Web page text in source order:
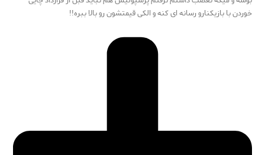
خوردن با بازیکنارو رسانه ای کنه و الکی قیمتشون رو بالا ببره!!